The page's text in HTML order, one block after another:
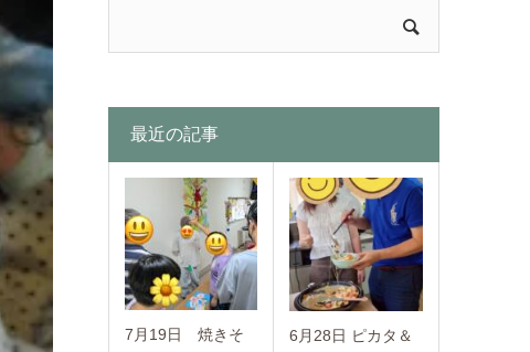
最近の記事
7月19日 焼きそ
6月28日 ピカタ＆